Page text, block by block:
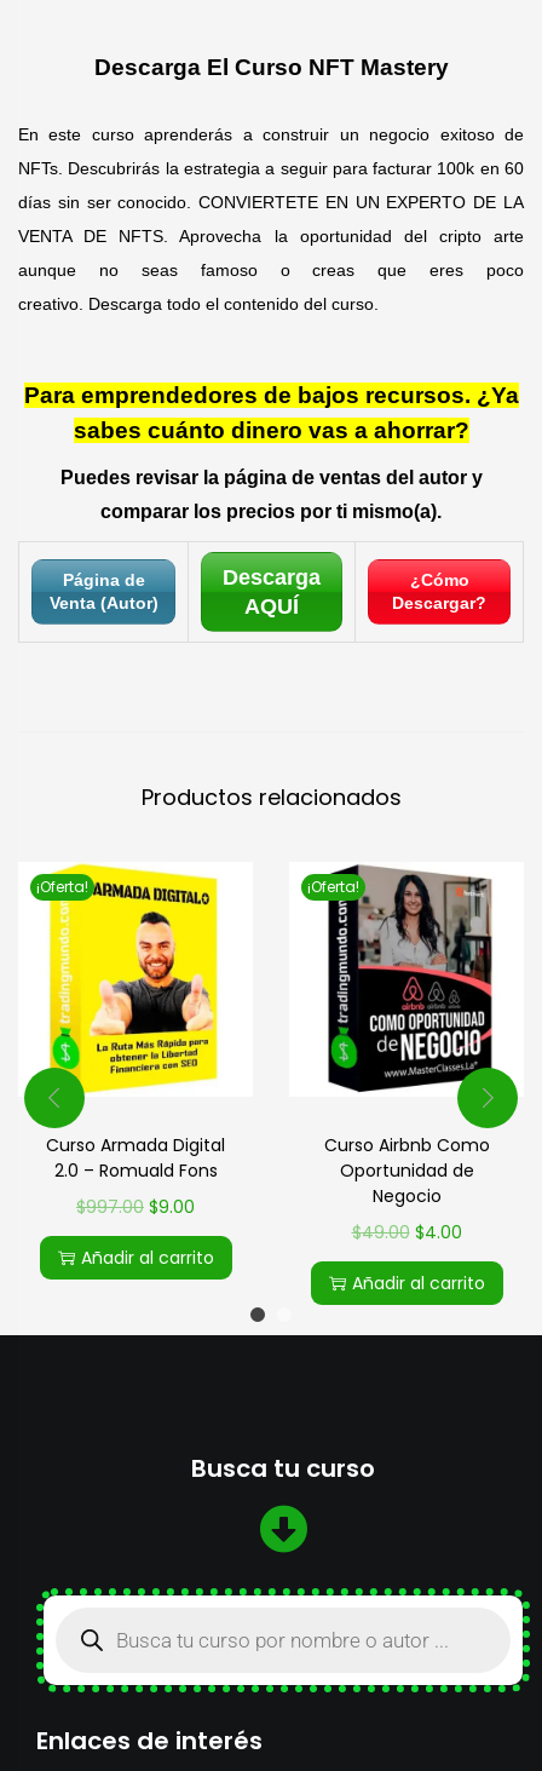
:
Descarga El Curso NFT Mastery
En este curso aprenderás a construir un negocio exitoso de
NFTs. Descubrirás la estrategia a seguir para facturar 100k en 60
días sin ser conocido. CONVIERTETE EN UN EXPERTO DE LA
VENTA DE NFTS. Aprovecha la oportunidad del cripto arte
aunque no seas famoso o creas que eres poco
creativo. Descarga todo el contenido del curso.
Para emprendedores de bajos recursos. ¿Ya
sabes cuánto dinero vas a ahorrar?
Puedes revisar la página de ventas del autor y
comparar los precios por ti mismo(a).
Página de
Venta (Autor)
Descarga
AQUÍ
¿Cómo
Descargar?
Productos relacionados
¡Oferta!
Curso Armada Digital
2.0 – Romuald Fons
$997.00 $9.00
Añadir al carrito
¡Oferta!
Curso Airbnb Como
Oportunidad de
Negocio
$49.00 $4.00
Añadir al carrito
Busca tu curso
Enlaces de interés